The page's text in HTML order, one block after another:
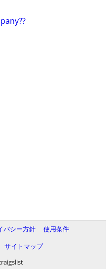
バシー方針
使用条件
サイトマップ